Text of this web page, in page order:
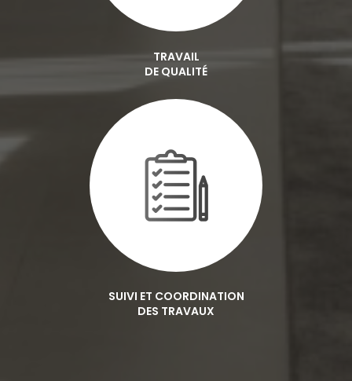
TRAVAIL
DE QUALITÉ
SUIVI ET COORDINATION
DES TRAVAUX